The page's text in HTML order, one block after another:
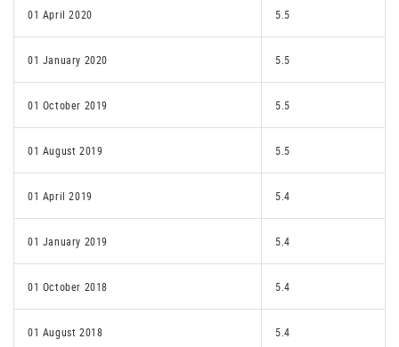
01 April 2020 5.5
01 January 2020 5.5
01 October 2019 5.5
01 August 2019 5.5
01 April 2019 5.4
01 January 2019 5.4
01 October 2018 5.4
01 August 2018 5.4